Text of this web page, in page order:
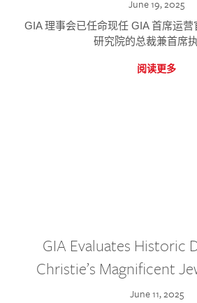
June 19, 2025
GIA 理事会已任命现任 GIA 首席运
研究院的总裁兼首席
阅读更多
GIA Evaluates Historic
Christie’s Magnificent
June 11, 2025